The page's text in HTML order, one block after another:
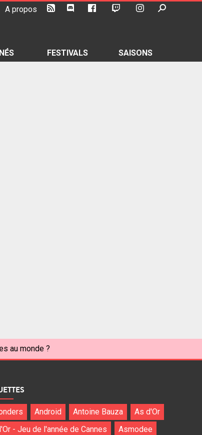
A propos
FESTIVALS SAISONS
au monde ?
Android Antoine Bauza
As d'Or
- Jeu de l'année de Cannes
Asmodee